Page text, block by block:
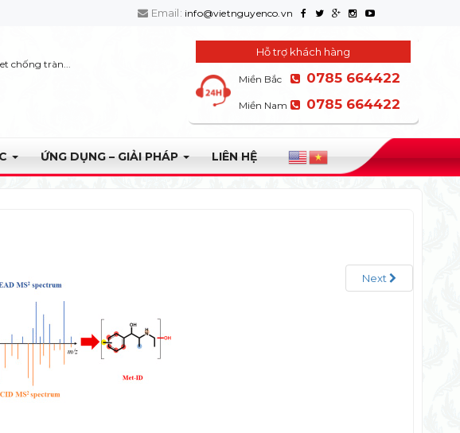
Email: info@vietnguyenco.vn
chống tràn...
Hỗ trợ khách hàng
Miền Bắc 0785 664422
Miền Nam 0785 664422
ỨNG DỤNG – GIẢI PHÁP LIÊN HỆ
Next